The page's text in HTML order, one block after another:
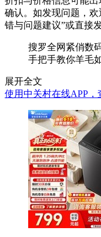
确认。如发现问题，欢
错与问题建议”或直接
搜罗全网紧俏数
手把手教你羊毛
展开全文
使用中关村在线APP